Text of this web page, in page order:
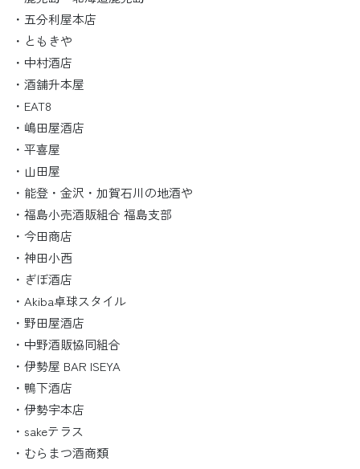
・五分利屋本店
・ともきや
・中村酒店
・酒舗升本屋
・EAT8
・嶋田屋酒店
・平喜屋
・山田屋
・能登・金沢・加賀石川の地酒や
・福島小売酒販組合 福島支部
・今田商店
・神田小西
・ぎぼ酒店
・Akiba卓球スタイル
・野田屋酒店
・中野酒販協同組合
・伊勢屋 BAR ISEYA
・鴨下酒店
・伊勢宇本店
・sakeテラス
・むらまつ酒商類